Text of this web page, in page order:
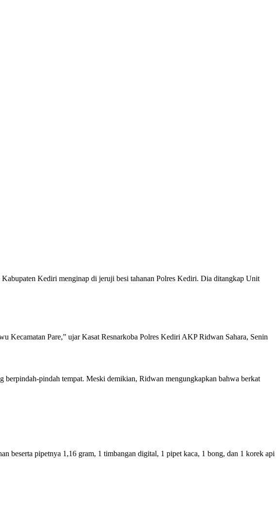
Kediri menginap di jeruji besi tahanan Polres Kediri. Dia ditangkap Unit
Kecamatan Pare,” ujar Kasat Resnarkoba Polres Kediri AKP Ridwan Sahara, Senin
pindah tempat. Meski demikian, Ridwan mengungkapkan bahwa berkat
beserta pipetnya 1,16 gram, 1 timbangan digital, 1 pipet kaca, 1 bong, dan 1 korek api